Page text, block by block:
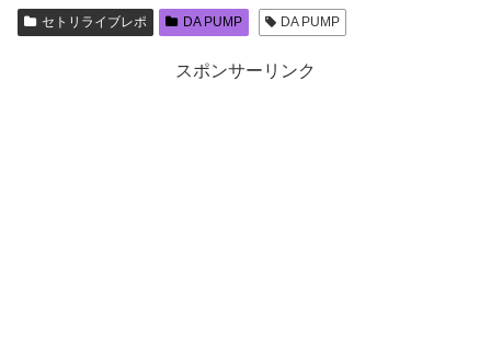
セトリライブレポ DA PUMP DA PUMP
スポンサーリンク